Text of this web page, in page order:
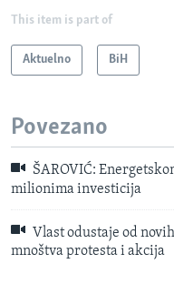
This item is part of
Aktuelno BiH
Povezano
ŠAROVIĆ:
milionima investicija
Vlast odustaje od
mnoštva protesta i akcija